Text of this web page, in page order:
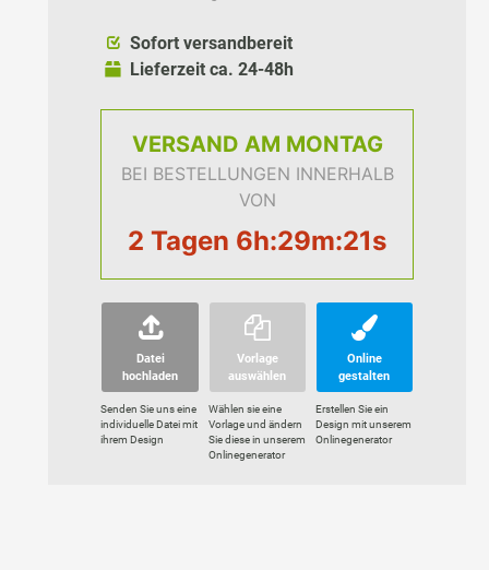
Sofort versandbereit
Lieferzeit ca. 24-48h
VERSAND AM MONTAG
BEI BESTELLUNGEN INNERHALB
VON
2 Tagen 6h:29m:20s
Datei
hochladen
Senden Sie uns eine
individuelle Datei mit
ihrem Design
Vorlage
auswählen
Wählen sie eine
Vorlage und ändern
Sie diese in unserem
Onlinegenerator
Online
gestalten
Erstellen Sie ein
Design mit unserem
Onlinegenerator